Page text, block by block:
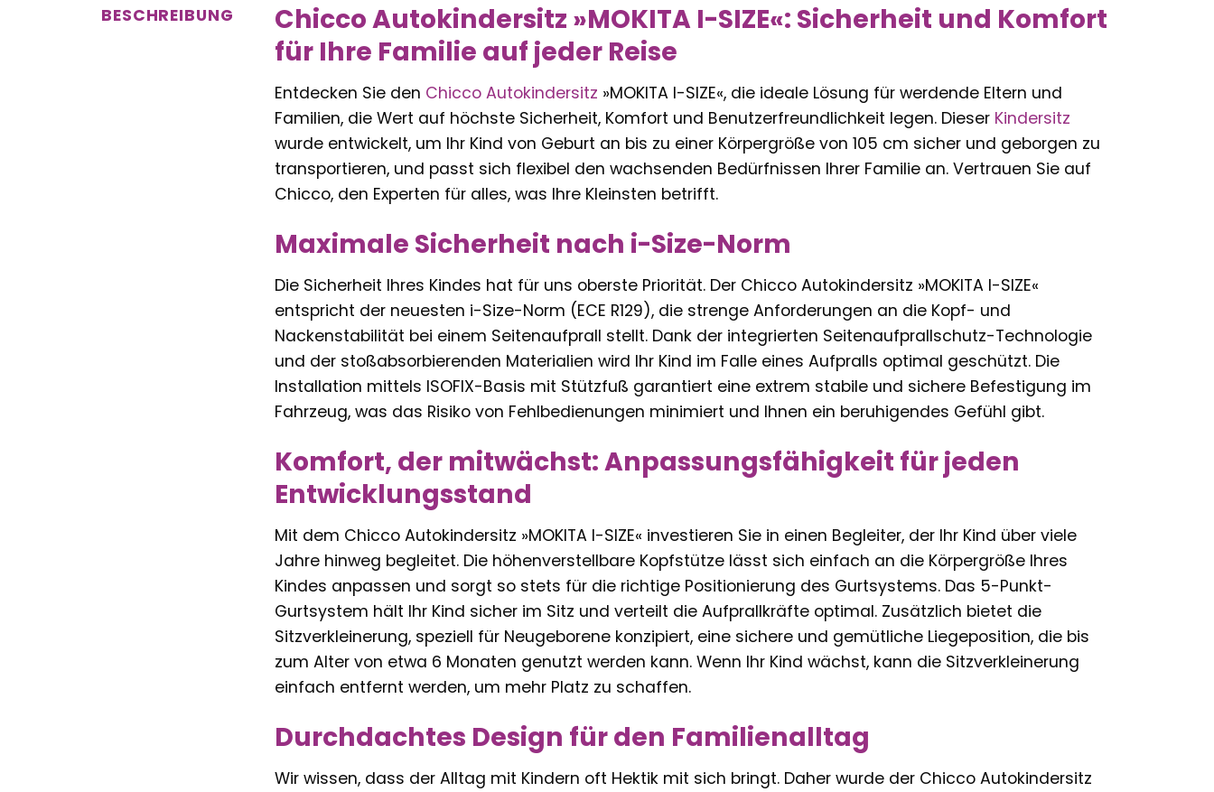
BESCHREIBUNG
Chicco Autokindersitz »MOKITA I-SIZE«: Sicherheit und Komfort
für Ihre Familie auf jeder Reise
Entdecken Sie den Chicco Autokindersitz »MOKITA I-SIZE«, die ideale Lösung für werdende Eltern und
Familien, die Wert auf höchste Sicherheit, Komfort und Benutzerfreundlichkeit legen. Dieser Kindersitz
wurde entwickelt, um Ihr Kind von Geburt an bis zu einer Körpergröße von 105 cm sicher und geborgen zu
transportieren, und passt sich flexibel den wachsenden Bedürfnissen Ihrer Familie an. Vertrauen Sie auf
Chicco, den Experten für alles, was Ihre Kleinsten betrifft.
Maximale Sicherheit nach i-Size-Norm
Die Sicherheit Ihres Kindes hat für uns oberste Priorität. Der Chicco Autokindersitz »MOKITA I-SIZE«
entspricht der neuesten i-Size-Norm (ECE R129), die strenge Anforderungen an die Kopf- und
Nackenstabilität bei einem Seitenaufprall stellt. Dank der integrierten Seitenaufprallschutz-Technologie
und der stoßabsorbierenden Materialien wird Ihr Kind im Falle eines Aufpralls optimal geschützt. Die
Installation mittels ISOFIX-Basis mit Stützfuß garantiert eine extrem stabile und sichere Befestigung im
Fahrzeug, was das Risiko von Fehlbedienungen minimiert und Ihnen ein beruhigendes Gefühl gibt.
Komfort, der mitwächst: Anpassungsfähigkeit für jeden
Entwicklungsstand
Mit dem Chicco Autokindersitz »MOKITA I-SIZE« investieren Sie in einen Begleiter, der Ihr Kind über viele
Jahre hinweg begleitet. Die höhenverstellbare Kopfstütze lässt sich einfach an die Körpergröße Ihres
Kindes anpassen und sorgt so stets für die richtige Positionierung des Gurtsystems. Das 5-Punkt-
Gurtsystem hält Ihr Kind sicher im Sitz und verteilt die Aufprallkräfte optimal. Zusätzlich bietet die
Sitzverkleinerung, speziell für Neugeborene konzipiert, eine sichere und gemütliche Liegeposition, die bis
zum Alter von etwa 6 Monaten genutzt werden kann. Wenn Ihr Kind wächst, kann die Sitzverkleinerung
einfach entfernt werden, um mehr Platz zu schaffen.
Durchdachtes Design für den Familienalltag
Wir wissen, dass der Alltag mit Kindern oft Hektik mit sich bringt. Daher wurde der Chicco Autokindersitz